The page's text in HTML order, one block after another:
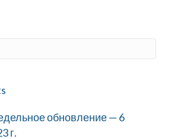
обновление — 6
г.